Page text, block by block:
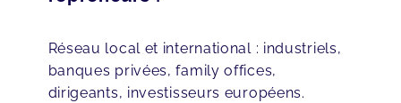
Réseau local et international : industriels,
banques privées, family offices,
dirigeants, investisseurs européens.